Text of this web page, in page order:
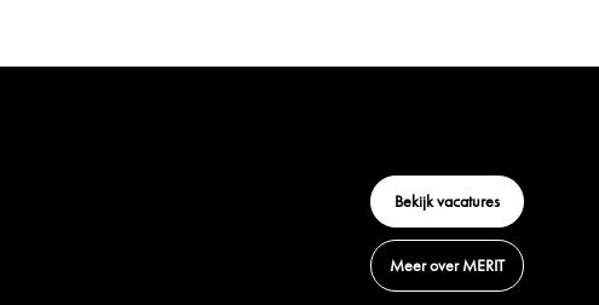
Bekijk vacatures
Meer over MERIT